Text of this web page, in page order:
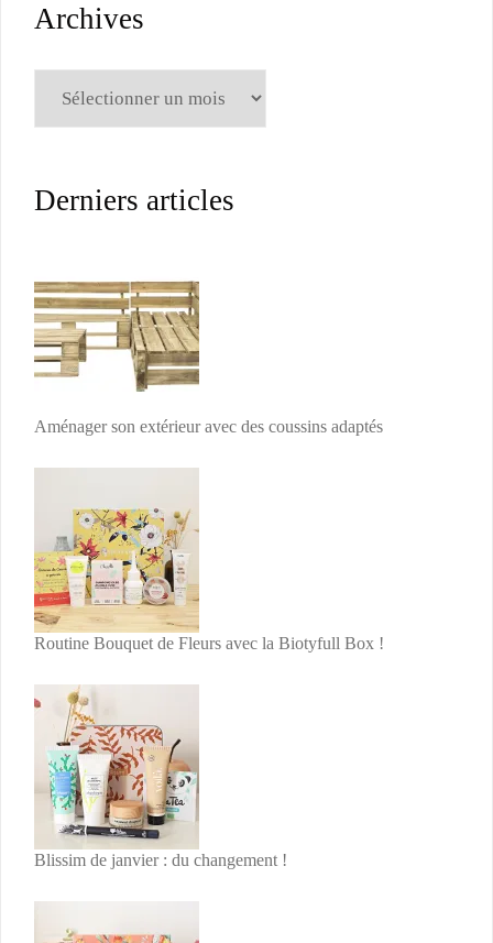
Archives
Derniers articles
Aménager son extérieur avec des coussins adaptés
Routine Bouquet de Fleurs avec la Biotyfull Box !
Blissim de janvier : du changement !